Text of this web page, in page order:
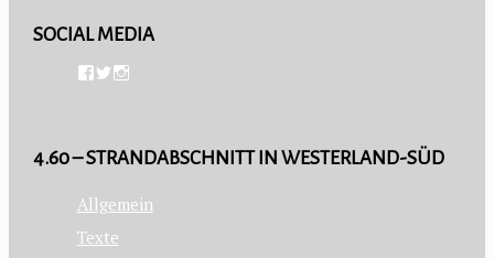
SOCIAL MEDIA
4.60 – STRANDABSCHNITT IN WESTERLAND-SÜD
Allgemein
Texte